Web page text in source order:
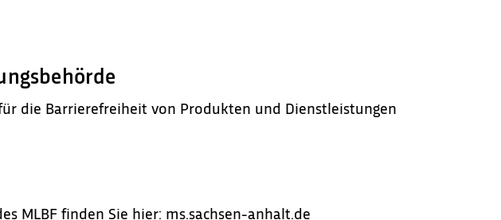
die Barrierefreiheit von Produkten und Dienstleistungen
MLBF finden Sie hier: ms.sachsen-anhalt.de